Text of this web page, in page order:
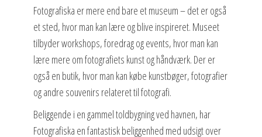
Fotografiska er mere end bare et museum – det er også
et sted, hvor man kan lære og blive inspireret. Museet
tilbyder workshops, foredrag og events, hvor man kan
lære mere om fotografiets kunst og håndværk. Der er
også en butik, hvor man kan købe kunstbøger, fotografier
og andre souvenirs relateret til fotografi.
Beliggende i en gammel toldbygning ved havnen, har
Fotografiska en fantastisk beliggenhed med udsigt over